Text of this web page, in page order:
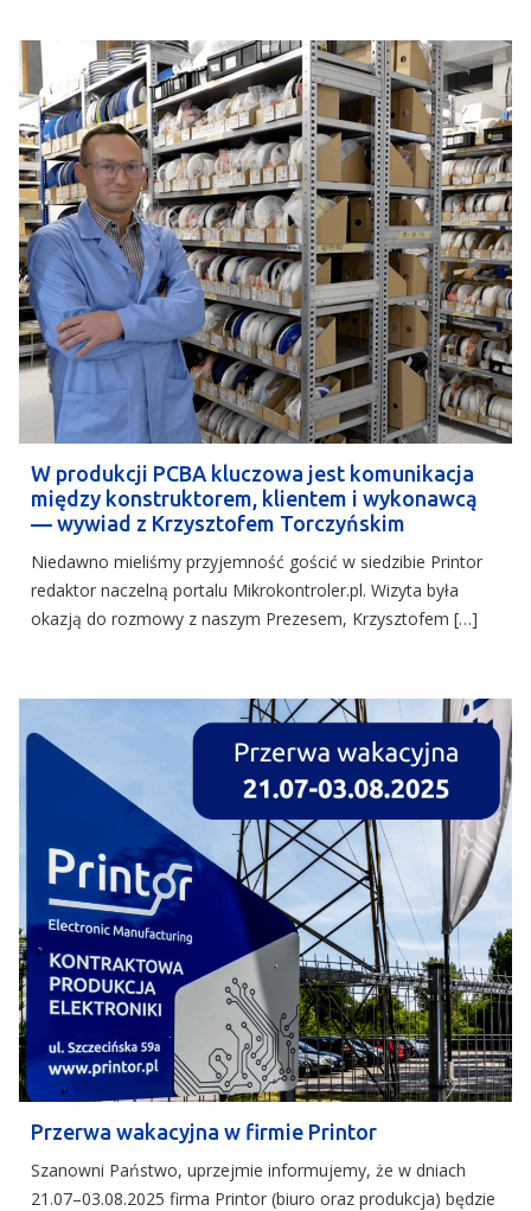
W produkcji PCBA kluczowa jest komunikacja
między konstruktorem, klientem i wykonawcą
— wywiad z Krzysztofem Torczyńskim
Niedawno mieliśmy przyjemność gościć w siedzibie Printor
redaktor naczelną portalu Mikrokontroler.pl. Wizyta była
okazją do rozmowy z naszym Prezesem, Krzysztofem […]
Przerwa wakacyjna w firmie Printor
Szanowni Państwo, uprzejmie informujemy, że w dniach
21.07–03.08.2025 firma Printor (biuro oraz produkcja) będzie